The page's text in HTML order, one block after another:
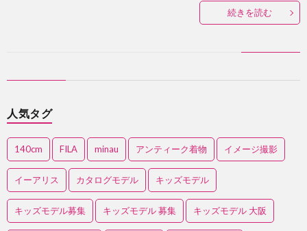
続きを読む
人気タグ
140cm FILA minau アンティーク着物 イメージ撮影
イーアリス カタログモデル キッズモデル
キッズモデル募集 キッズモデル 募集 キッズモデル 大阪